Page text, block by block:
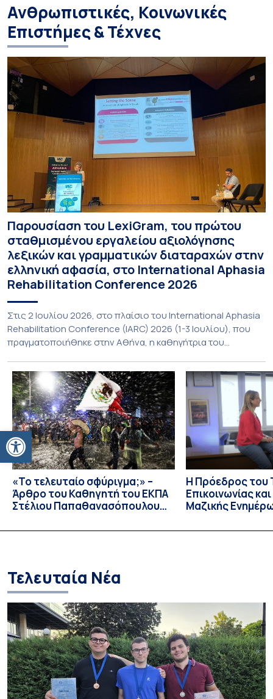
Ανοίξτε τη γραμμή εργαλείων
Ανθρωπιστικές, Κοινωνικές
Επιστήμες & Τέχνες
Παρουσίαση του LexiGram, του πρώτου
σταθμισμένου εργαλείου αξιολόγησης
λεξικών και γραμματικών διαταραχών στην
ελληνική αφασία, στο International Aphasia
Rehabilitation Conference 2026
Στις 2 Ιουλίου 2026, στο πλαίσιο του International Aphasia
Rehabilitation Conference (IARC) 2026 (1-3 Ιουλίου), που
πραγματοποιήθηκε στην Αθήνα, η καθηγήτρια του
Πανεπιστημίου Αθηνών, Σπυριδούλα Βαρλοκώστα,
παρουσίασε το LexiGram, ένα καινοτόμο, σταθμισμένο
εργαλείο αξιολόγησης των λεξικών και γραμματικών
διαταραχών σε ελληνόφωνους ασθενείς με αφασία. Η
αφασία είναι επίκτητη γλωσσική […]
«Το τελευταίο σφύριγμα;» –
Άρθρο του Καθηγητή του ΕΚΠΑ
Στέλιου Παπαθανασόπουλου
Η Πρόεδρος του
Επικοινωνίας
Μαζικής
Καθηγήτρια
Τελευταία Νέα